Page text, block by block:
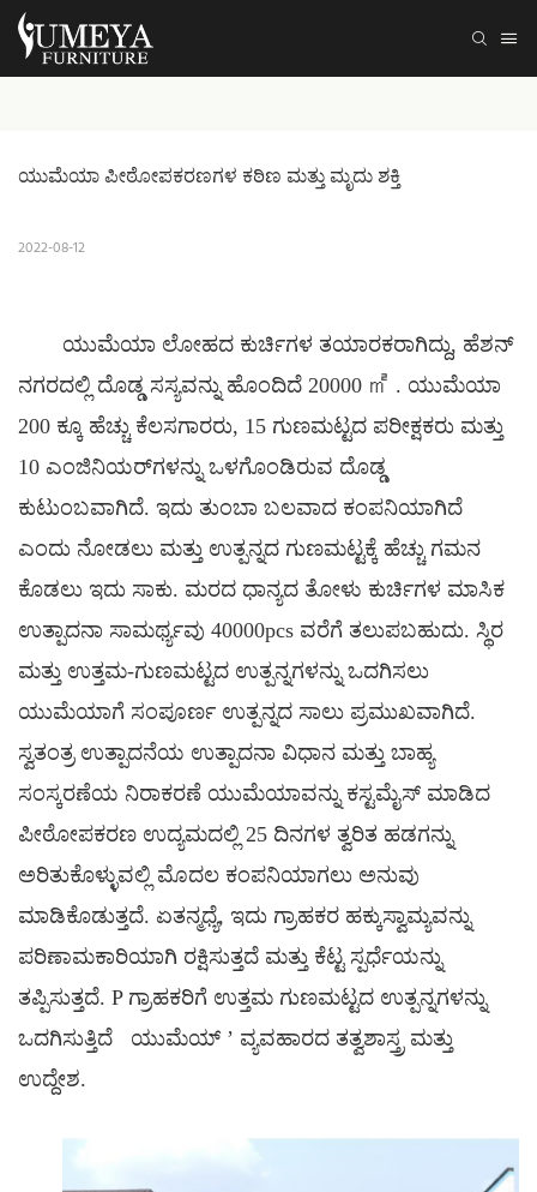
ಯುಮೆಯಾ ಪೀಠೋಪಕರಣಗಳ ಕಠಿಣ ಮತ್ತು ಮೃದು ಶಕ್ತಿ
2022-08-12
ಯುಮೆಯಾ ಲೋಹದ ಕುರ್ಚಿಗಳ ತಯಾರಕರಾಗಿದ್ದು, ಹೆಶನ್
ನಗರದಲ್ಲಿ ದೊಡ್ಡ ಸಸ್ಯವನ್ನು ಹೊಂದಿದೆ 20000 ㎡ . ಯುಮೆಯಾ
200 ಕ್ಕೂ ಹೆಚ್ಚು ಕೆಲಸಗಾರರು, 15 ಗುಣಮಟ್ಟದ ಪರೀಕ್ಷಕರು ಮತ್ತು
10 ಎಂಜಿನಿಯರ್‌ಗಳನ್ನು ಒಳಗೊಂಡಿರುವ ದೊಡ್ಡ
ಕುಟುಂಬವಾಗಿದೆ. ಇದು ತುಂಬಾ ಬಲವಾದ ಕಂಪನಿಯಾಗಿದೆ
ಎಂದು ನೋಡಲು ಮತ್ತು ಉತ್ಪನ್ನದ ಗುಣಮಟ್ಟಕ್ಕೆ ಹೆಚ್ಚು ಗಮನ
ಕೊಡಲು ಇದು ಸಾಕು. ಮರದ ಧಾನ್ಯದ ತೋಳು ಕುರ್ಚಿಗಳ ಮಾಸಿಕ
ಉತ್ಪಾದನಾ ಸಾಮರ್ಥ್ಯವು 40000pcs ವರೆಗೆ ತಲುಪಬಹುದು. ಸ್ಥಿರ
ಮತ್ತು ಉತ್ತಮ-ಗುಣಮಟ್ಟದ ಉತ್ಪನ್ನಗಳನ್ನು ಒದಗಿಸಲು
ಯುಮೆಯಾಗೆ ಸಂಪೂರ್ಣ ಉತ್ಪನ್ನದ ಸಾಲು ಪ್ರಮುಖವಾಗಿದೆ.
ಸ್ವತಂತ್ರ ಉತ್ಪಾದನೆಯ ಉತ್ಪಾದನಾ ವಿಧಾನ ಮತ್ತು ಬಾಹ್ಯ
ಸಂಸ್ಕರಣೆಯ ನಿರಾಕರಣೆ ಯುಮೆಯಾವನ್ನು ಕಸ್ಟಮೈಸ್ ಮಾಡಿದ
ಪೀಠೋಪಕರಣ ಉದ್ಯಮದಲ್ಲಿ 25 ದಿನಗಳ ತ್ವರಿತ ಹಡಗನ್ನು
ಅರಿತುಕೊಳ್ಳುವಲ್ಲಿ ಮೊದಲ ಕಂಪನಿಯಾಗಲು ಅನುವು
ಮಾಡಿಕೊಡುತ್ತದೆ. ಏತನ್ಮಧ್ಯೆ, ಇದು ಗ್ರಾಹಕರ ಹಕ್ಕುಸ್ವಾಮ್ಯವನ್ನು
ಪರಿಣಾಮಕಾರಿಯಾಗಿ ರಕ್ಷಿಸುತ್ತದೆ ಮತ್ತು ಕೆಟ್ಟ ಸ್ಪರ್ಧೆಯನ್ನು
ತಪ್ಪಿಸುತ್ತದೆ. P ಗ್ರಾಹಕರಿಗೆ ಉತ್ತಮ ಗುಣಮಟ್ಟದ ಉತ್ಪನ್ನಗಳನ್ನು
ಒದಗಿಸುತ್ತಿದೆ
ಯುಮೆಯ್ ’ ವ್ಯವಹಾರದ ತತ್ವಶಾಸ್ತ್ರ ಮತ್ತು
ಉದ್ದೇಶ.